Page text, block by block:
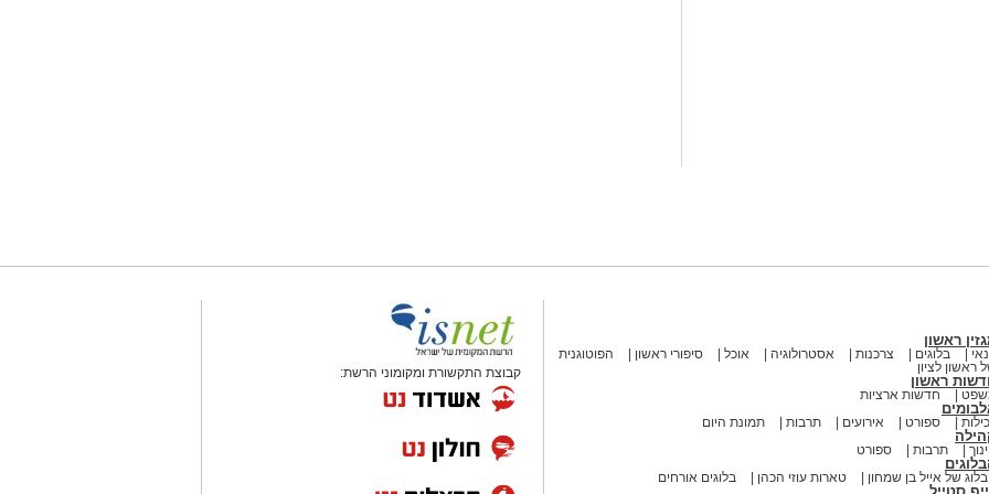
משרד הבריאות, ולכן חל איסור
PROTEIN + MINERAL
Protein Mineral
HYDRO KERATIN PRO HAIR
מסומן כמכילחומצה
ראשון
בלוגים צרכנות אסטרולוגיה אוכל סיפורי ראשון
הפוטוגנית
ראשון לציון
ראשון
חדשות ארציות
ספורט אירועים תרבות תמונת היום
תרבות ספורט
של אייל בן שמחון טארות עוזי הכהן בלוגים אורחים
קבוצת התקשורת ומקומוני הרשת: